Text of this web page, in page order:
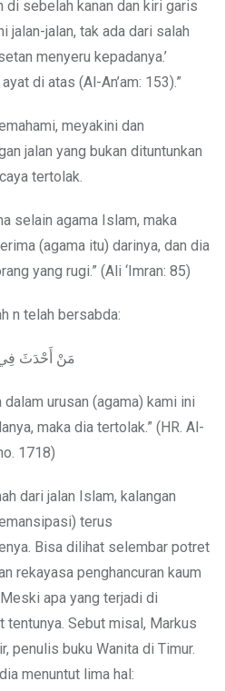
di sebelah kanan dan kiri garis
jalan-jalan, tak ada dari salah
menyeru kepadanya.’
di atas (Al-An’am: 153).”
meyakini dan
jalan yang bukan dituntunkan
tertolak.
selain agama Islam, maka
(agama itu) darinya, dan dia
yang rugi.” (Ali ‘Imran: 85)
n telah bersabda:
مَنْ أَحْدَثَ فِي
urusan (agama) kami ini
maka dia tertolak.” (HR. Al-
1718)
dari jalan Islam, kalangan
terus
Bisa dilihat selembar potret
rekayasa penghancuran kaum
apa yang terjadi di
tentunya. Sebut misal, Markus
penulis buku Wanita di Timur.
menuntut lima hal: